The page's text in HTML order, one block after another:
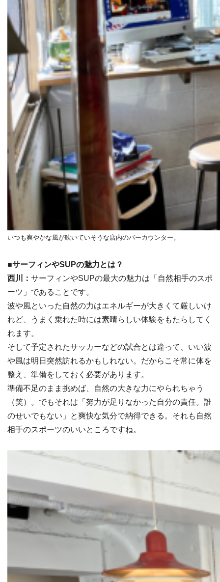
いつも爽やかな風が吹いていそうな店内のバーカウンター。
■サーフィンやSUPの魅力とは？
西川： サーフィンやSUPの最大の魅力は「自然相手のスポ
ーツ」であることです。
波や風といった自然の力はエネルギーが大きくて厳しいけ
れど、うまく乗れた時には素晴らしい体験をもたらしてく
れます。
そして予定されたサッカーなどの試合とは違って、いい波
や風は明日突然訪れるかもしれない。だからこそ常に体を
整え、準備をしておく必要があります。
準備不足のまま挑めば、自然の大きな力にやられちゃう
（笑）。でもそれは「努力が足りなかった自分の責任。誰
のせいでもない」と爽快な気分で納得できる。それも自然
相手のスポーツのいいところですね。